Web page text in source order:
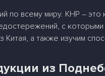
по всему миру. КНР –
с
а также изучим
из